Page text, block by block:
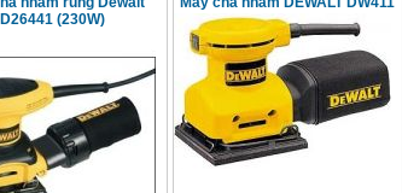
D26441 (230W)